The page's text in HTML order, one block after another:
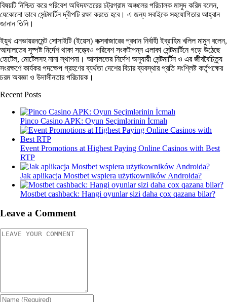
বিষয়টি নিশ্চিত করে পরিবেশ অধিদফতরের চট্রগ্রাম অঞ্চলের পরিচালক মাসুদ করিম বলেন,
যেকোনো ভাবে সেন্টমার্টিন দ্বীপটি রক্ষা করতে হবে। এ জন্য সবাইকে সহযোগিতার আহ্বান
জানান তিনি।
ইয়ুথ এনভায়রনমেন্ট সোসাইটি (ইয়েস) কক্সবাজারের প্রধান নির্বাহী ইব্রাহিম খলিল মামুন বলেন,
আদালতের সুষ্পষ্ট নির্দেশ থাকা সত্ত্বেও পরিবেশ সংকটাপন্ন এলাকা সেন্টমার্টিনে গড়ে উঠেছে
হোটেল, মোটেলসহ নানা স্থাপনা। আদালতের নির্দেশ অনুযায়ী সেন্টমার্টিন ও এর জীববৈচিত্র্য
সংরক্ষণে কার্যকর পদক্ষেপ গ্রহণের ব্যর্থতা দেশের বিচার ব্যবস্থার প্রতি সংশ্লিষ্ট কর্তৃপক্ষের
চরম অবজ্ঞা ও উদাসীনতার পরিচায়ক।
Recent Posts
Pinco Casino APK: Oyun Seçimlərinin İcmalı
Event Promotions at Highest Paying Online Casinos with Best
RTP
Jak aplikacja Mostbet wspiera użytkowników Androida?
Mostbet cashback: Hangi oyunlar sizi daha çox qazana bilər?
Leave a Comment